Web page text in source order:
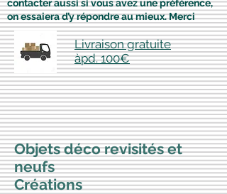
contacter aussi si vous avez une préférence,
on essaiera d’y répondre au mieux. Merci
Livraison gratuite
àpd. 100€
Objets déco revisités et
neufs
Créations